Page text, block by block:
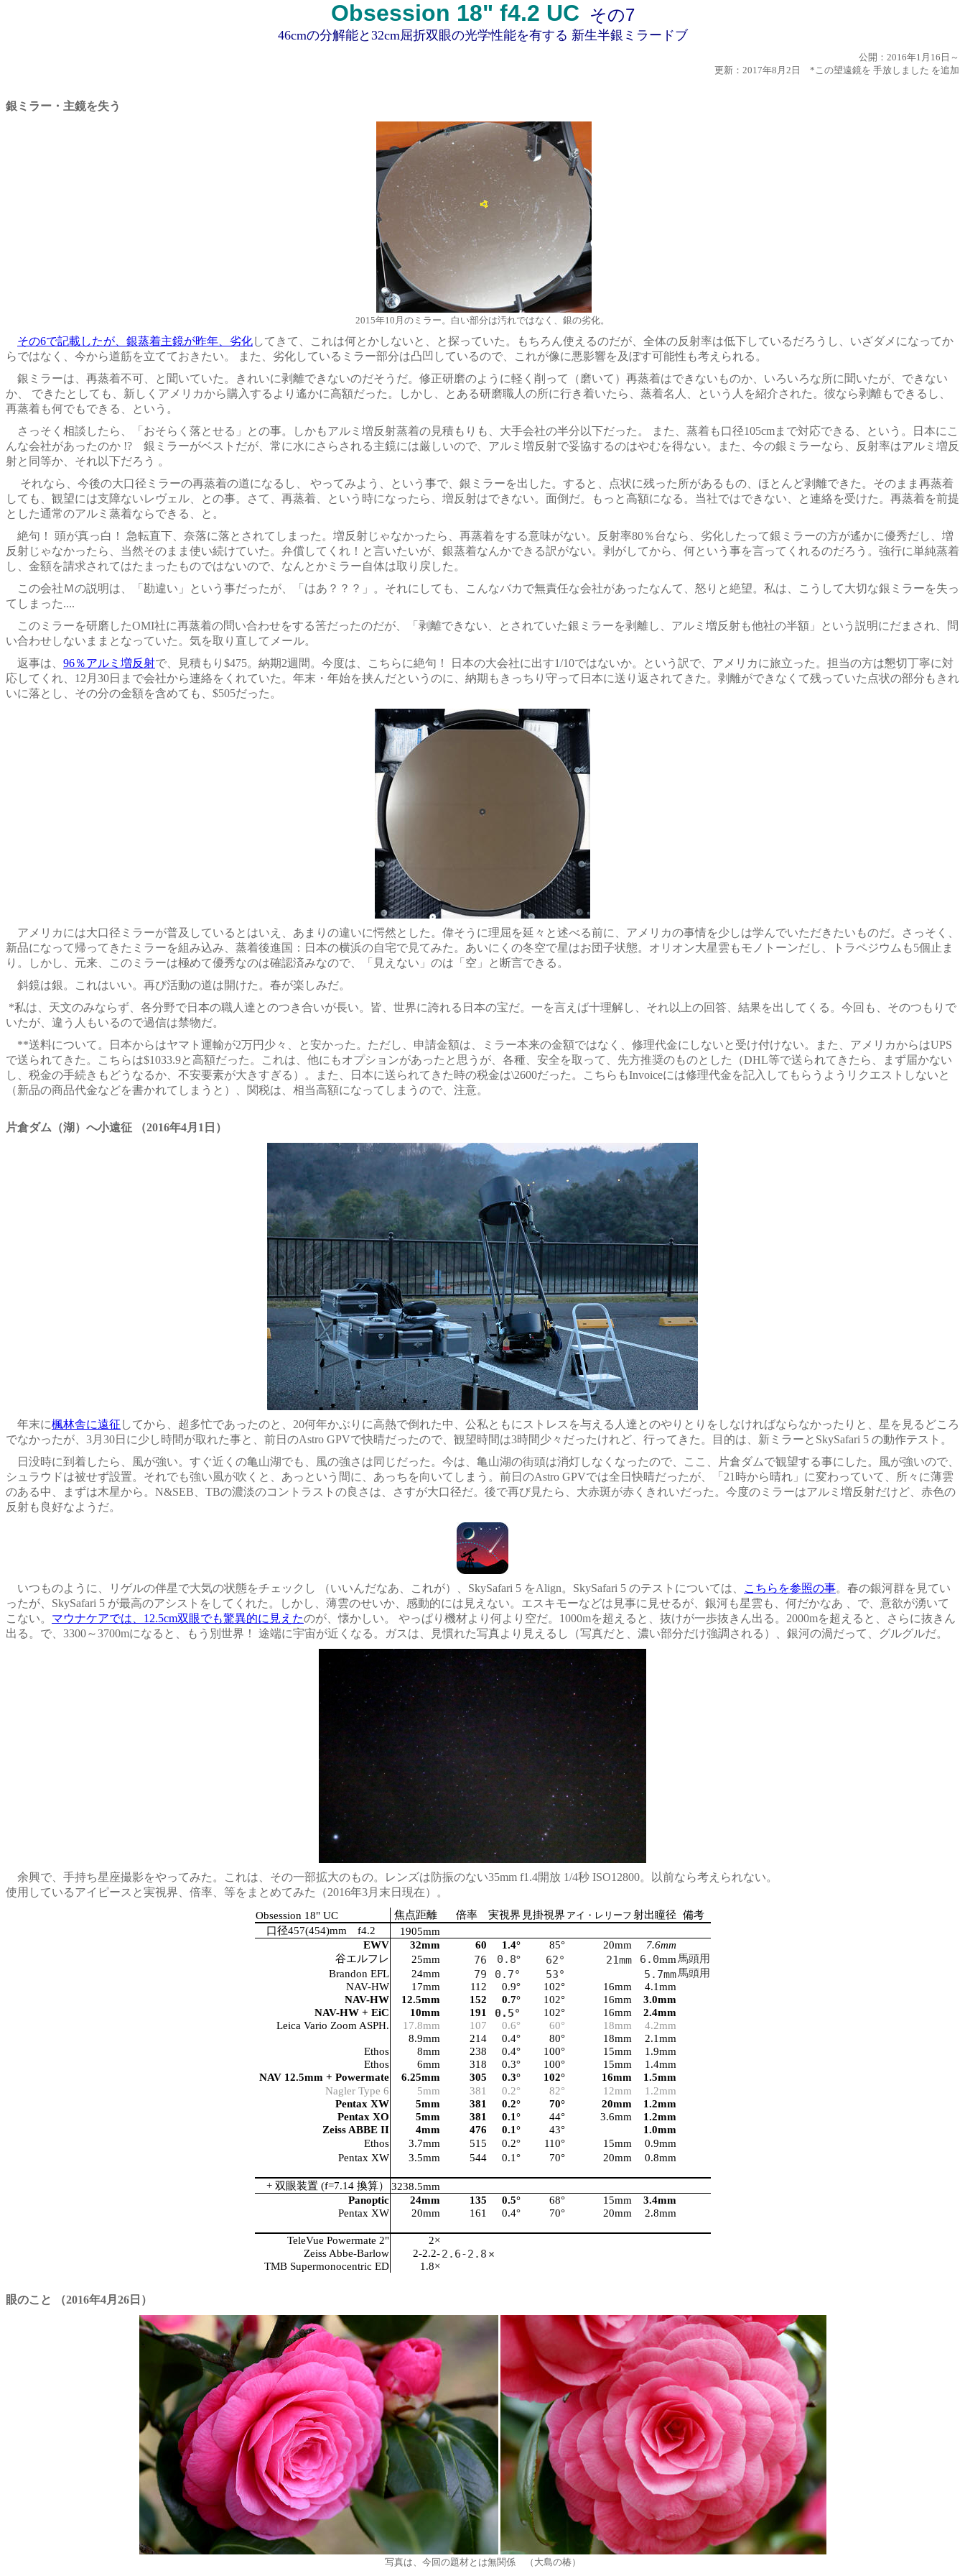
Obsession 18" f4.2 UC その7
46cmの分解能と32cm屈折双眼の光学性能を有する 新生半銀ミラードブ
公開：2016年1月16日～
更新：2017年8月2日 *この望遠鏡を 手放しました を追加
銀ミラー・主鏡を失う
2015年10月のミラー。白い部分は汚れではなく、銀の劣化。
その6で記載したが、銀蒸着主鏡が昨年、劣化してきて、これは何とかしないと、と探っていた。もちろん使えるのだが、全体の反射率は低下しているだろうし、いざダメになってか
らではなく、今から道筋を立てておきたい。 また、劣化しているミラー部分は凸凹しているので、これが像に悪影響を及ぼす可能性も考えられる。
銀ミラーは、再蒸着不可、と聞いていた。きれいに剥離できないのだそうだ。修正研磨のように軽く削って（磨いて）再蒸着はできないものか、いろいろな所に聞いたが、できない
か、 できたとしても、新しくアメリカから購入するより遙かに高額だった。しかし、とある研磨職人の所に行き着いたら、蒸着名人、という人を紹介された。彼なら剥離もできるし、
再蒸着も何でもできる、という。
さっそく相談したら、「おそらく落とせる」との事。しかもアルミ増反射蒸着の見積もりも、大手会社の半分以下だった。 また、蒸着も口径105cmまで対応できる、という。日本にこ
んな会社があったのか !? 銀ミラーがベストだが、常に水にさらされる主鏡には厳しいので、アルミ増反射で妥協するのはやむを得ない。また、今の銀ミラーなら、反射率はアルミ増反
射と同等か、それ以下だろう 。
それなら、今後の大口径ミラーの再蒸着の道になるし、 やってみよう、という事で、銀ミラーを出した。すると、点状に残った所があるもの、ほとんど剥離できた。そのまま再蒸着
しても、観望には支障ないレヴェル、との事。さて、再蒸着、という時になったら、増反射はできない。面倒だ。もっと高額になる。当社ではできない、と連絡を受けた。再蒸着を前提
とした通常のアルミ蒸着ならできる、と。
絶句！ 頭が真っ白！ 急転直下、奈落に落とされてしまった。増反射じゃなかったら、再蒸着をする意味がない。反射率80％台なら、劣化したって銀ミラーの方が遙かに優秀だし、増
反射じゃなかったら、当然そのまま使い続けていた。弁償してくれ！と言いたいが、銀蒸着なんかできる訳がない。剥がしてから、何という事を言ってくれるのだろう。強行に単純蒸着
し、金額を請求されてはたまったものではないので、なんとかミラー自体は取り戻した。
この会社Ｍの説明は、「勘違い」という事だったが、「はあ？？？」。それにしても、こんなバカで無責任な会社があったなんて、怒りと絶望。私は、こうして大切な銀ミラーを失っ
てしまった....
このミラーを研磨したOMI社に再蒸着の問い合わせをする筈だったのだが、「剥離できない、とされていた銀ミラーを剥離し、アルミ増反射も他社の半額」という説明にだまされ、問
い合わせしないままとなっていた。気を取り直してメール。
返事は、 96％アルミ増反射で、見積もり$475。納期2週間。今度は、こちらに絶句！ 日本の大会社に出す1/10ではないか。という訳で、アメリカに旅立った。担当の方は懇切丁寧に対
応してくれ、12月30日まで会社から連絡をくれていた。年末・年始を挟んだというのに、納期もきっちり守って日本に送り返されてきた。剥離ができなくて残っていた点状の部分もきれ
いに落とし、その分の金額を含めても、$505だった。
アメリカには大口径ミラーが普及しているとはいえ、あまりの違いに愕然とした。偉そうに理屈を延々と述べる前に、アメリカの事情を少しは学んでいただきたいものだ。さっそく、
新品になって帰ってきたミラーを組み込み、蒸着後進国：日本の横浜の自宅で見てみた。あいにくの冬空で星はお団子状態。オリオン大星雲もモノトーンだし、トラペジウムも5個止ま
り。しかし、元来、このミラーは極めて優秀なのは確認済みなので、「見えない」のは「空」と断言できる。
斜鏡は銀。これはいい。再び活動の道は開けた。春が楽しみだ。
*私は、天文のみならず、各分野で日本の職人達とのつき合いが長い。皆、世界に誇れる日本の宝だ。一を言えば十理解し、それ以上の回答、結果を出してくる。今回も、そのつもりで
いたが、違う人もいるので過信は禁物だ。
**送料について。日本からはヤマト運輸が2万円少々、と安かった。ただし、申請金額は、ミラー本来の金額ではなく、修理代金にしないと受け付けない。また、アメリカからはUPS
で送られてきた。こちらは$1033.9と高額だった。これは、他にもオプションがあったと思うが、各種、安全を取って、先方推奨のものとした（DHL等で送られてきたら、まず届かない
し、税金の手続きもどうなるか、不安要素が大きすぎる）。また、日本に送られてきた時の税金は\2600だった。こちらもInvoiceには修理代金を記入してもらうようリクエストしないと
（新品の商品代金などを書かれてしまうと）、関税は、相当高額になってしまうので、注意。
片倉ダム（湖）へ小遠征 （2016年4月1日）
年末に楓林舎に遠征 してから、超多忙であったのと、20何年かぶりに高熱で倒れた中、公私ともにストレスを与える人達とのやりとりをしなければならなかったりと、星を見るどころ
でなかったが、3月30日に少し時間が取れた事と、前日のAstro GPVで快晴だったので、観望時間は3時間少々だったけれど、行ってきた。目的は、新ミラーと SkySafari 5 の動作テスト。
日没時に到着したら、風が強い。すぐ近くの亀山湖でも、風の強さは同じだった。今は、亀山湖の街頭は消灯しなくなったので、ここ、片倉ダムで観望する事にした。風が強いので、
シュラウドは被せず設置。それでも強い風が吹くと、あっという間に、あっちを向いてしまう。前日のAstro GPVでは全日快晴だったが、「21時から晴れ」に変わっていて、所々に薄雲
のある中、まずは木星から。N&SEB、TBの濃淡のコントラストの良さは、さすが大口径だ。後で再び見たら、大赤斑が赤くきれいだった。今度のミラーはアルミ増反射だけど、赤色の
反射も良好なようだ。
いつものように、リゲルの伴星で大気の状態をチェックし （いいんだなあ、これが）、 SkySafari 5 をAlign。 SkySafari 5 のテストについては、 こちらを参照の事。春の銀河群を見てい
ったが、 SkySafari 5 が最高のアシストをしてくれた。しかし、薄雲のせいか、感動的には見えない。エスキモーなどは見事に見せるが、銀河も星雲も、何だかなあ 、で、意欲が湧いて
こない。 マウナケアでは、12.5cm双眼でも驚異的に見えたのが、懐かしい。 やっぱり機材より何より空だ。1000mを超えると、抜けが一歩抜きん出る。2000mを超えると、さらに抜きん
出る。で、3300～3700mになると、もう別世界！ 途端に宇宙が近くなる。ガスは、見慣れた写真より見えるし（写真だと、濃い部分だけ強調される）、銀河の渦だって、グルグルだ。
余興で、手持ち星座撮影をやってみた。これは、その一部拡大のもの。レンズは防振のない35mm f1.4開放 1/4秒 ISO12800。以前なら考えられない。
使用しているアイピースと実視界、倍率、等をまとめてみた（2016年3月末日現在）。
Obsession 18" UC 焦点距離 倍率 実視界 見掛視界 アイ・レリーフ 射出瞳径
備考
口径457(454)mm f4.2
1905mm
EWV 32mm 60 1.4° 85° 20mm 7.6mm
谷エルフレ
25mm 76 0.8° 62° 21mm 6.0mm 馬頭用
Brandon EFL 24mm 79 0.7° 53° 5.7mm 馬頭用
NAV-HW 1 7mm 112 0.9° 102° 16mm
4.1mm
NAV-HW 12.5mm 152 0.7° 102° 16mm
3.0mm
NAV-HW + EiC
10mm 191 0.5° 102° 16mm
2.4mm
Leica Vario Zoom ASPH.
17.8mm 107 0.6° 60° 18mm
4.2mm
8.9mm
214 0.4° 80° 18mm 2.1mm
Ethos
8mm 238 0.4° 100° 15mm 1.9mm
Ethos
6mm 318 0.3° 100° 15mm 1.4mm
NAV12.5mm + Powermate 6.25mm 305 0.3° 102° 16mm
1.5mm
Nagler Type 6 5mm 381 0.2° 82° 12mm
1.2mm
Pentax XW 5mm 381 0.2° 70° 20mm 1.2mm
Pentax XO 5mm 381 0.1° 44° 3.6mm 1.2mm
Zeiss ABBE II 4mm 476 0.1° 43° 1.0mm
Ethos
3.7mm 515 0.2° 110° 15mm 0.9mm
Pentax XW 3.5mm 544 0.1° 70° 20mm 0.8mm
+ 双眼装置 (f=7.14 換算）
3238.5mm
Panoptic
24mm 135 0.5° 68° 15mm
3.4mm
Pentax XW 20mm 161 0.4° 70° 20mm 2.8mm
TeleVue Powermate 2"
2×
Zeiss Abbe-Barlow
2-2.2- 2.6-2.8 ×
TMB Supermonocentric ED 1.8×
眼のこと （2016年4月26日）
写真は、今回の題材とは無関係 （大島の椿）